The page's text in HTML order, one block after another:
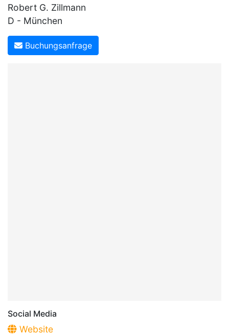
Robert G. Zillmann
D - München
Buchungsanfrage
Social Media
Website